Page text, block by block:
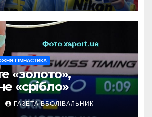
ГІМНАСТИКА
«золото»,
«срібло»
ГАЗЕТА ВБОЛІВАЛЬНИК